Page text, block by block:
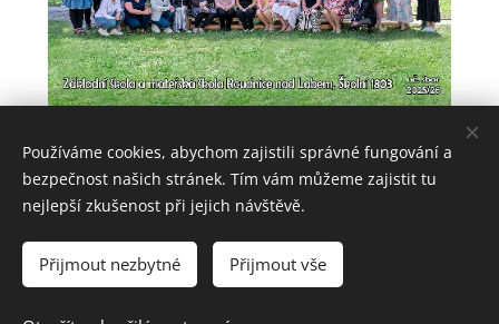
Základní škola a mateřská škola Roudnice nad Labem, Školní 1803,
413 01 Roudnice nad Labem
Cookies
Používáme cookies, abychom zajistili správné fungování a
bezpečnost našich stránek. Tím vám můžeme zajistit tu
nejlepší zkušenost při jejich návštěvě.
Přijmout nezbytné Přijmout vše